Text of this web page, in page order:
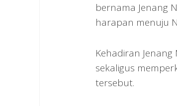
bernama Jenang
harapan menuju
Kehadiran
sekaligus
tersebut.